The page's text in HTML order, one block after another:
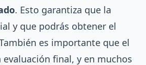
. Esto garantiza que la
y que podrás obtener el
es importante que el
final, y en muchos